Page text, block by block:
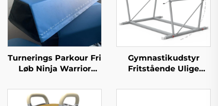
Turnerings Parkour Fri
Løb Ninja Warrior
Balancebjælke til
Børns Idræt og
Gymnastikudstyr
Fritstående Ulige
Ulige Stænger til